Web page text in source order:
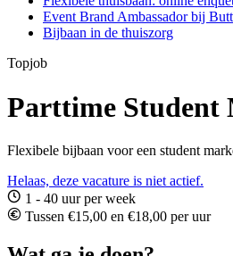
Event Brand Ambassador bij
Bijbaan in de thuiszorg
Topjob
Parttime Student
Flexibele bijbaan voor een student
Helaas, deze vacature is niet actief.
1 - 40 uur per week
Tussen €15,00 en €18,00 per uur